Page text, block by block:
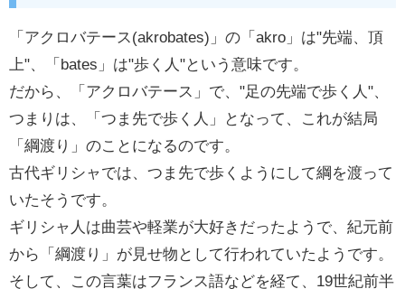
「アクロバテース(akrobates)」の「akro」は"先端、頂
上"、「bates」は"歩く人"という意味です。
だから、
「アクロバテース」で、"足の先端で歩く人"、
つまりは、「つま先で歩く人」となって、これが結局
「綱渡り」のことになるのです。
古代ギリシャでは、つま先で歩くようにして綱を渡って
いたそうです。
ギリシャ人は曲芸や軽業が大好きだったようで、紀元前
から「綱渡り」が見せ物として行われていたようです。
そして、この言葉はフランス語などを経て、19世紀前半